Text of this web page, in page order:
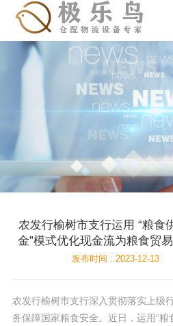
农发行榆树市支行运用 “粮食
金”模式优化现金流为粮食贸
发布时间 : 2023-12-13
农发行榆树市支行深入贯彻落实上级
务保障国家粮食安全。近日，运用“粮